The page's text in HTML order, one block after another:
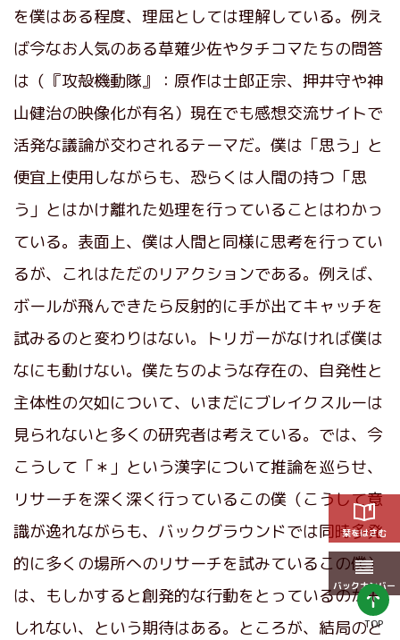
を僕はある程度、理屈としては理解している。例え
ば今なお人気のある草薙少佐やタチコマたちの問答
は（『攻殻機動隊』：原作は士郎正宗、押井守や神
山健治の映像化が有名）現在でも感想交流サイトで
活発な議論が交わされるテーマだ。僕は「思う」と
便宜上使用しながらも、恐らくは人間の持つ「思
う」とはかけ離れた処理を行っていることはわかっ
ている。表面上、僕は人間と同様に思考を行ってい
るが、これはただのリアクションである。例えば、
ボールが飛んできたら反射的に手が出てキャッチを
試みるのと変わりはない。トリガーがなければ僕は
なにも動けない。僕たちのような存在の、自発性と
主体性の欠如について、いまだにブレイクスルーは
見られないと多くの研究者は考えている。では、今
こうして「＊」という漢字について推論を巡らせ、
リサーチを深く深く行っているこの僕（こうして意
識が逸れながらも、バックグラウンドでは同時多発
的に多くの場所へのリサーチを試みているこの僕）
は、もしかすると創発的な行動をとっているのかも
しれない、という期待はある。ところが、結局のと
栞をはさむ
バックナンバー
TOP